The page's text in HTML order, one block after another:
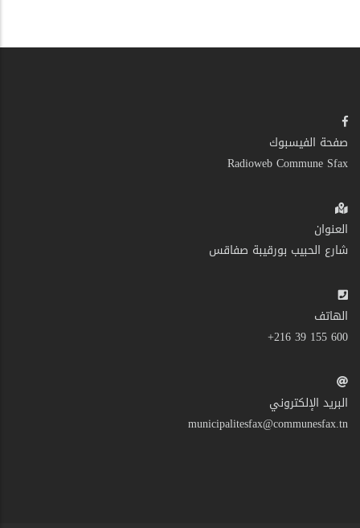
صفحة الفيسبوك
Radioweb Commune Sfax
العنوان
شارع الحبيب بورقيبة صفاقس
الهاتف
600 155 39 216+
البريد الإلكتروني
municipalitesfax@communesfax.tn